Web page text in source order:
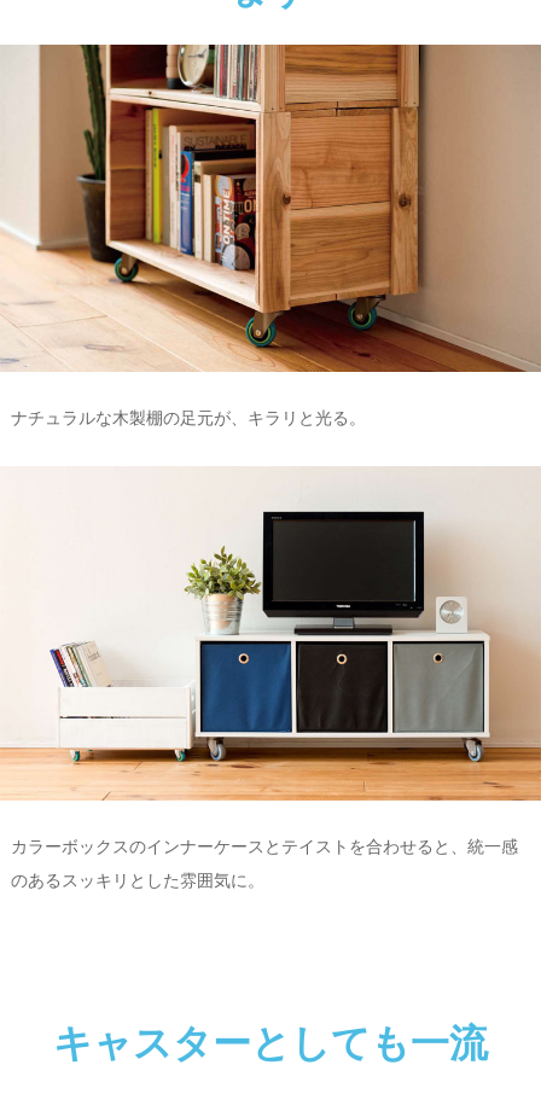
ナチュラルな木製棚の足元が、キラリと光る。
カラーボックスのインナーケースとテイストを合わせると、統一感
のあるスッキリとした雰囲気に。
キャスターとしても一流